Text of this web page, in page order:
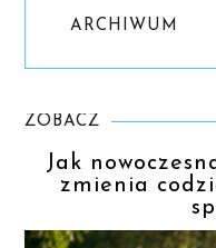
ARCHIWUM
ZOBACZ
Jak
zmienia